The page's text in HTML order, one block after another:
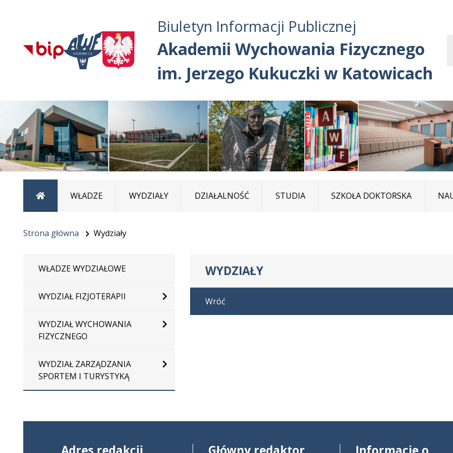
Przejdź do
głównego menu
Przejdź do treści
Przejdź do mapy
serwisu
Biuletyn Informacji Publicznej
Akademii Wychowania Fizycznego
im. Jerzego Kukuczki w Katowicach
Strona główna
WŁADZE WYDZIAŁY DZIAŁALNOŚĆ STUDIA SZKOŁA DOKTORSKA
Strona główna Wydziały
WŁADZE WYDZIAŁOWE
WYDZIAŁ FIZJOTERAPII
WYDZIAŁ WYCHOWANIA
FIZYCZNEGO
WYDZIAŁ ZARZĄDZANIA
SPORTEM I TURYSTYKĄ
WYDZIAŁY
Wróć